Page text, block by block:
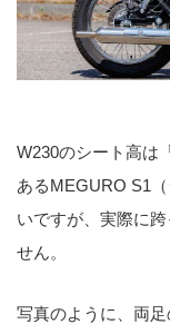
W230のシート高は
あるMEGURO S1
いですが、実際に
せん。
写真のように、両